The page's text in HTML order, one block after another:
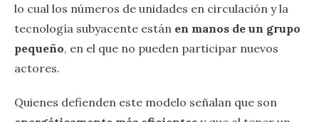
lo cual los números de unidades en circulación y la
tecnología subyacente están en manos de un grupo
pequeño, en el que no pueden participar nuevos
actores.
Quienes defienden este modelo señalan que son